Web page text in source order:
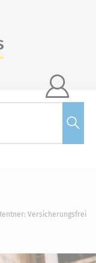

Versicherungsfrei